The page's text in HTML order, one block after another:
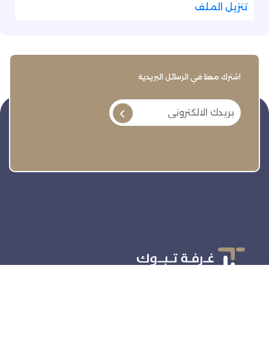
تنزيل الملف
اشترك معنا في الرسائل البريدية